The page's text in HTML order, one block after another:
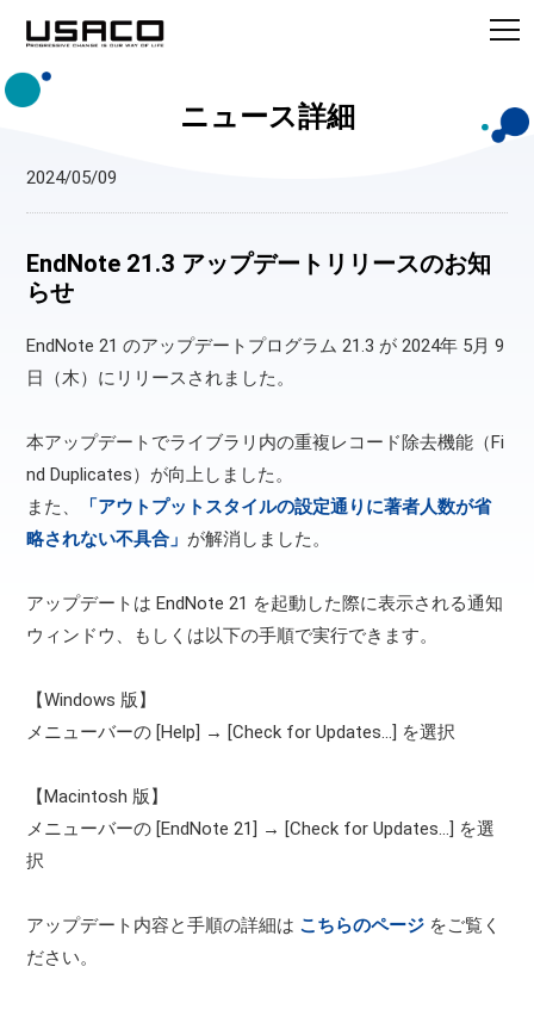
ニュース詳細
2024/05/09
EndNote 21.3 アップデートリリースのお知
らせ
EndNote 21 のアップデートプログラム 21.3 が 2024年 5月 9
日（木）にリリースされました。
本アップデートでライブラリ内の重複レコード除去機能（Fi
nd Duplicates）が向上しました。
また、
「アウトプットスタイルの設定通りに著者人数が省
略されない不具合」 が解消しました。
アップデートは EndNote 21 を起動した際に表示される通知
ウィンドウ、もしくは以下の手順で実行できます。
【Windows 版】
メニューバーの [Help] → [Check for Updates...] を選択
【Macintosh 版】
メニューバーの [EndNote 21] → [Check for Updates...] を選
択
アップデート内容と手順の詳細は こちらのページ をご覧く
ださい。